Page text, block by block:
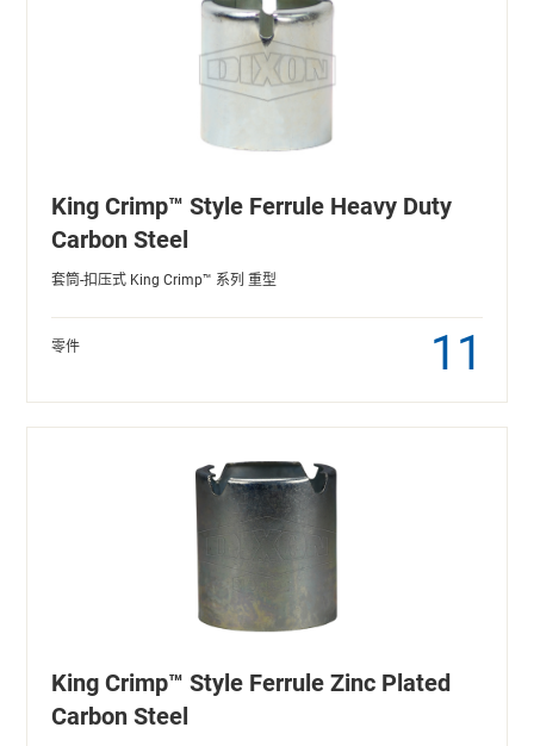
King Crimp™ Style Ferrule Heavy Duty
Carbon Steel
套筒-扣压式 King Crimp™ 系列 重型
零件 11
King Crimp™ Style Ferrule Zinc Plated
Carbon Steel